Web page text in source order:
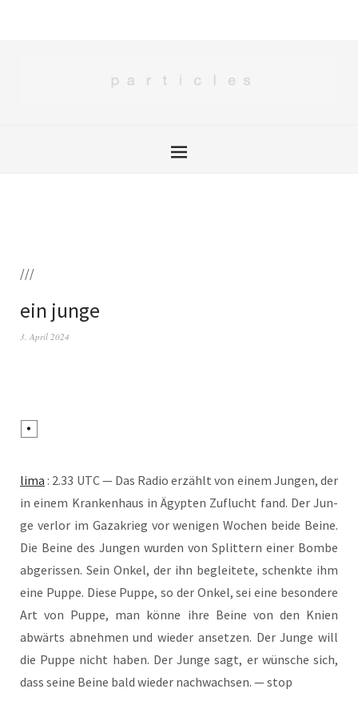
///
ein junge
3. April 2024
lima : 2.33 UTC — Das Radio erzählt von einem Jun­gen, der
in einem Kran­ken­haus in Ägyp­ten Zuflucht fand. Der Jun­
ge ver­lor im Gaza­krieg vor weni­gen Wochen bei­de Bei­ne.
Die Bei­ne des Jun­gen wur­den von Split­tern einer Bom­be
abge­ris­sen. Sein Onkel, der ihn beglei­te­te, schenk­te ihm
eine Pup­pe. Die­se Pup­pe, so der Onkel, sei eine beson­de­re
Art von Pup­pe, man kön­ne ihre Bei­ne von den Knien
abwärts abneh­men und wie­der anset­zen. Der Jun­ge will
die Pup­pe nicht haben. Der Jun­ge sagt, er wün­sche sich,
dass sei­ne Bei­ne bald wie­der nach­wach­sen. — stop